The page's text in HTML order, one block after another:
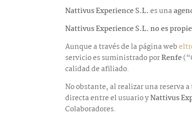
Nattivus Experience S.L.esuna
Nattivus Experience S.L. no es
Aunque a través de la página web
servicio es suministrado porRenfe
calidad de afiliado.
No obstante, al realizar una reserva
directa entre el usuario yNattivus
Colaboradores.